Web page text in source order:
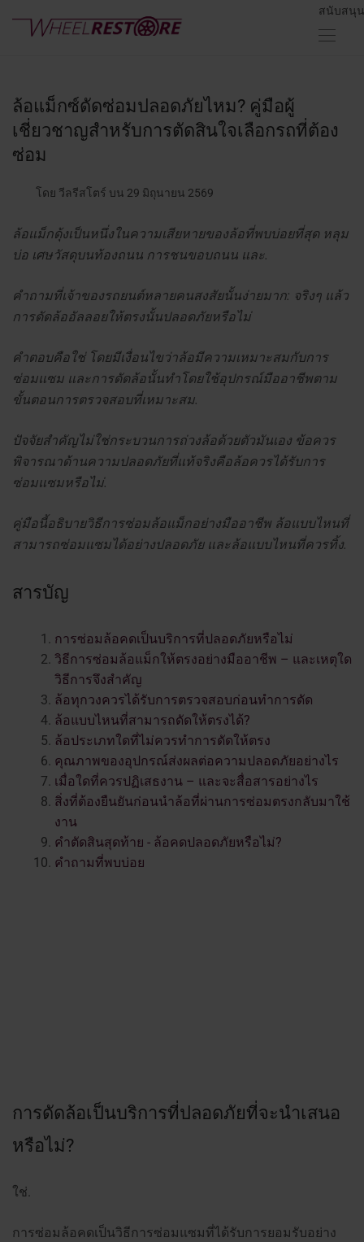
สนับสนุน
ล้อแม็กซ์ดัดซ่อมปลอดภัยไหม? คู่มือผู้
เชี่ยวชาญสำหรับการตัดสินใจเลือกรถที่ต้อง
ซ่อม
โดย วีลรีสโตร์ บน 29 มิถุนายน 2569
ล้อแม็กดุ้งเป็นหนึ่งในความเสียหายของล้อที่พบบ่อยที่สุด หลุม
บ่อ เศษวัสดุบนท้องถนน การชนขอบถนน และ.
คำถามที่เจ้าของรถยนต์หลายคนสงสัยนั้นง่ายมาก: จริงๆ แล้ว
การดัดล้ออัลลอยให้ตรงนั้นปลอดภัยหรือไม่
คำตอบคือใช่ โดยมีเงื่อนไขว่าล้อมีความเหมาะสมกับการ
ซ่อมแซม และการดัดล้อนั้นทำโดยใช้อุปกรณ์มืออาชีพตาม
ขั้นตอนการตรวจสอบที่เหมาะสม.
ปัจจัยสำคัญไม่ใช่กระบวนการถ่วงล้อด้วยตัวมันเอง ข้อควร
พิจารณาด้านความปลอดภัยที่แท้จริงคือล้อควรได้รับการ
ซ่อมแซมหรือไม่.
คู่มือนี้อธิบายวิธีการซ่อมล้อแม็กอย่างมืออาชีพ ล้อแบบไหนที่
สามารถซ่อมแซมได้อย่างปลอดภัย และล้อแบบไหนที่ควรทิ้ง.
สารบัญ
การซ่อมล้อคดเป็นบริการที่ปลอดภัยหรือไม่
วิธีการซ่อมล้อแม็กให้ตรงอย่างมืออาชีพ – และเหตุใด
วิธีการจึงสำคัญ
ล้อทุกวงควรได้รับการตรวจสอบก่อนทำการดัด
ล้อแบบไหนที่สามารถดัดให้ตรงได้?
ล้อประเภทใดที่ไม่ควรทำการดัดให้ตรง
คุณภาพของอุปกรณ์ส่งผลต่อความปลอดภัยอย่างไร
เมื่อใดที่ควรปฏิเสธงาน – และจะสื่อสารอย่างไร
สิ่งที่ต้องยืนยันก่อนนำล้อที่ผ่านการซ่อมตรงกลับมาใช้
งาน
คำตัดสินสุดท้าย - ล้อคดปลอดภัยหรือไม่?
คำถามที่พบบ่อย
การดัดล้อเป็นบริการที่ปลอดภัยที่จะนำเสนอ
หรือไม่?
ใช่.
การซ่อมล้อคดเป็นวิธีการซ่อมแซมที่ได้รับการยอมรับอย่าง